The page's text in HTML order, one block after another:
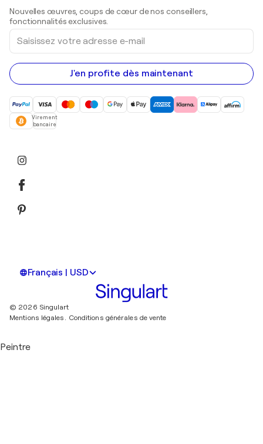
Peintures acryliques
Nouvelles œuvres, coups de cœur de nos conseillers,
fonctionnalités exclusives.
Saisissez
votre
adresse
e-
mail
J'en profite dès maintenant
Virement
bancaire
Français | USD
© 2026 Singulart
Mentions légales. Conditions générales de vente
Peintre